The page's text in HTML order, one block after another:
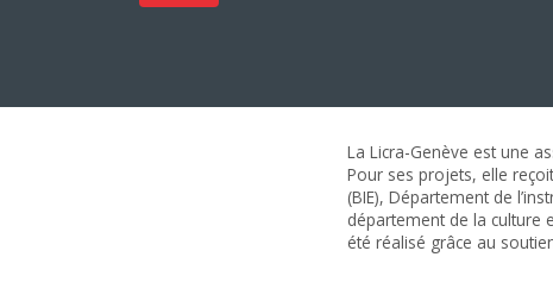
La Licra-Genève est une
Pour ses projets, elle
(BIE), Département de
département de la culture
été réalisé grâce au